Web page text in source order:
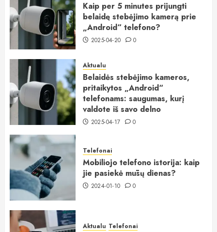
Kaip per 5 minutes prijungti
belaidę stebėjimo kamerą prie
„Android“ telefono?
2025-04-20 0
Aktualu
Belaidės stebėjimo kameros,
pritaikytos „Android“
telefonams: saugumas, kurį
valdote iš savo delno
2025-04-17 0
Telefonai
Mobiliojo telefono istorija: kaip
jie pasiekė mūsų dienas?
2024-01-10 0
Aktualu Telefonai